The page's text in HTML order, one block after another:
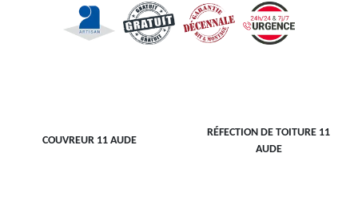
COUVREUR 11 AUDE
RÉFECTION DE TOITURE 11
AUDE